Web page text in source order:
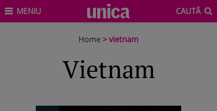
MENIU CAUTĂ
Home >vietnam
vietnam